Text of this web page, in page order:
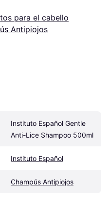
para el cabello
Antipiojos
Instituto Español Gentle
Anti-Lice Shampoo 500ml
Instituto Español
Champús Antipiojos